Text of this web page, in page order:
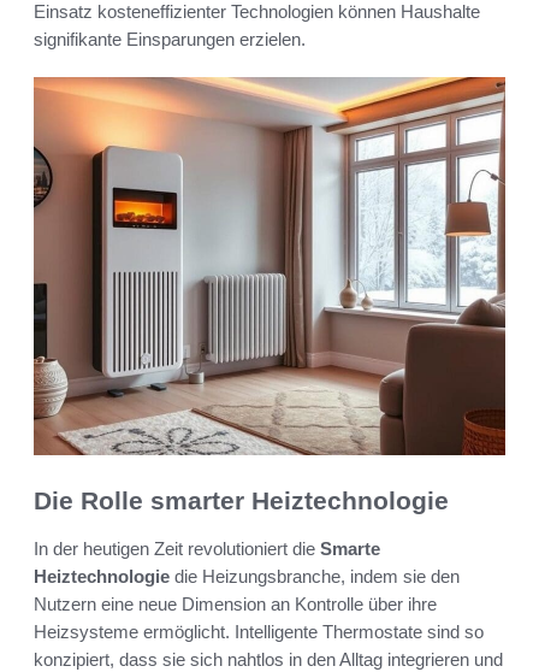
Einsatz kosteneffizienter Technologien können Haushalte
signifikante Einsparungen erzielen.
Die Rolle smarter Heiztechnologie
In der heutigen Zeit revolutioniert die Smarte
Heiztechnologie die Heizungsbranche, indem sie den
Nutzern eine neue Dimension an Kontrolle über ihre
Heizsysteme ermöglicht. Intelligente Thermostate sind so
konzipiert, dass sie sich nahtlos in den Alltag integrieren und